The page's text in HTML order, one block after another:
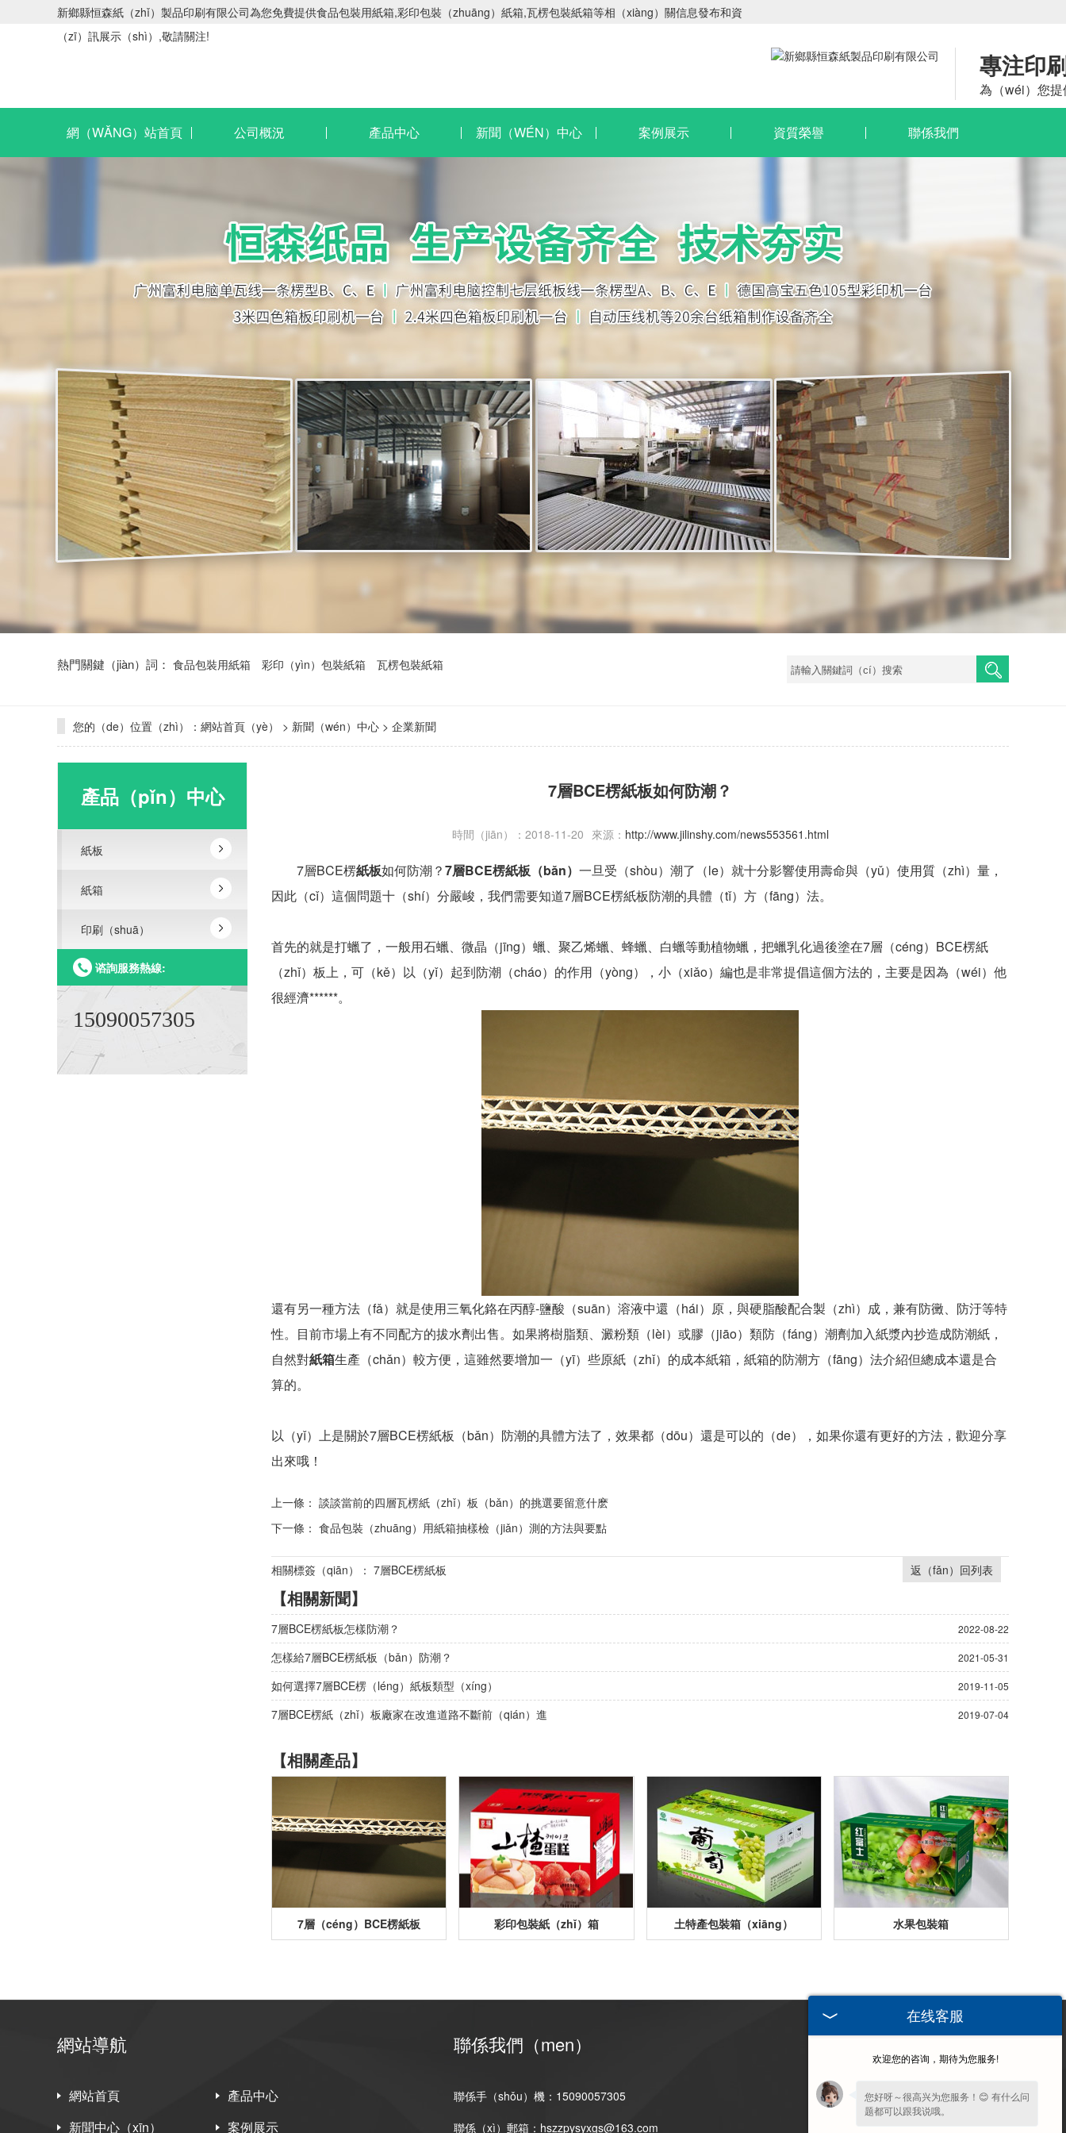
新鄉縣恒森紙（zhǐ）製品印刷有限公司為您免費提供食品包裝用紙箱,彩印包裝（zhuāng）紙箱,瓦楞包裝紙箱等相（xiàng）關信息發布和資
（zī）訊展示（shì）,敬請關注!
專注印
為（wéi）您
網（WǍNG）站首頁 公司概況 產品中心 新聞（WÉN）中心 案例展示 資質榮譽 聯係我們
熱門關鍵（jiàn）詞： 食品包裝用紙箱 彩印（yìn）包裝紙箱 瓦楞包裝紙箱
您的（de）位置（zhì）： 網站首頁（yè） > 新聞（wén）中心 > 企業新聞
產品（pǐn）中心
紙板
紙箱
印刷（shuā）
谘詢服務熱線:
15090057305
7層BCE楞紙板如何防潮？
時間（jiān）：2018-11-20 來源： http://www.jilinshy.com/news553561.html
7層BCE楞紙板如何防潮？7層BCE楞紙板（bǎn） 一旦受（shòu）潮了（le）就十分影響使用壽命與（yǔ）使用質（zhì）量，
因此（cǐ）這個問題十（shí）分嚴峻，我們需要知道7層BCE楞紙板防潮的具體（tǐ）方（fāng）法。
首先的就是打蠟了，一般用石蠟、微晶（jīng）蠟、聚乙烯蠟、蜂蠟、白蠟等動植物蠟，把蠟乳化過後塗在7層（céng）BCE楞紙
（zhǐ）板上，可（kě）以（yǐ）起到防潮（cháo）的作用（yòng），小（xiǎo）編也是非常提倡這個方法的，主要是因為（wéi）他
很經濟******。
還有另一種方法（fǎ）就是使用三氧化鉻在丙醇-鹽酸（suān）溶液中還（hái）原，與硬脂酸配合製（zhì）成，兼有防黴、防汙等特
性。目前市場上有不同配方的拔水劑出售。如果將樹脂類、澱粉類（lèi）或膠（jiāo）類防（fáng）潮劑加入紙漿內抄造成防潮紙，
自然對紙箱生產（chǎn）較方便，這雖然要增加一（yī）些原紙（zhǐ）的成本紙箱，紙箱的防潮方（fāng）法介紹但總成本還是合
算的。
以（yǐ）上是關於7層BCE楞紙板（bǎn）防潮的具體方法了，效果都（dōu）還是可以的（de），如果你還有更好的方法，歡迎分享
出來哦！
上一條： 談談當前的四層瓦楞紙（zhǐ）板（bǎn）的挑選要留意什麽
下一條： 食品包裝（zhuāng）用紙箱抽樣檢（jiǎn）測的方法與要點
相關標簽（qiān）： 7層BCE楞紙板 返（fǎn）回列表
【相關新聞】
7層BCE楞紙板怎樣防潮？ 2022-08-22
怎樣給7層BCE楞紙板（bǎn）防潮？ 2021-05-31
如何選擇7層BCE楞（léng）紙板類型（xíng） 2019-11-05
7層BCE楞紙（zhǐ）板廠家在改進道路不斷前（qián）進 2019-07-04
【相關產品】
7層（céng）BCE楞紙板 彩印包裝紙（zhǐ）箱 土特產包裝箱（xiāng） 水果包裝箱
網站導航
網站首頁
產品中心
新聞中心（xīn）
案例展示
聯係我們（men）
聯係手（shǒu）機：15090057305
聯係（xì）郵箱：hszzpysyxgs@163.com
訪問手
（shǒu）機
端
在线客服
欢迎您的咨询，期待为您服务!
您好呀～很高兴为您服务！😊 有什么问
题都可以跟我说哦。